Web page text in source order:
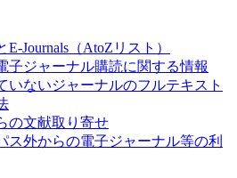
E-Journals（AtoZリスト）
子ジャーナル購読に関する情報
いないジャーナルのフルテキスト
の文献取り寄せ
ス外からの電子ジャーナル等の利